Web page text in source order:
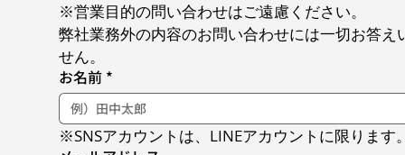
※営業目的の問い合わせはご遠慮ください。
弊社業務外の内容のお問い合わせには一切お答え
せん。
お名前 *
※SNSアカウントは、LINEアカウントに限ります